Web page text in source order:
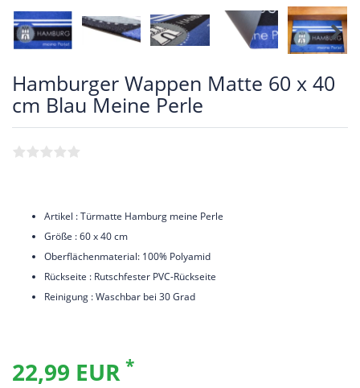
Hamburger Wappen Matte 60 x 40
cm Blau Meine Perle
Artikel : Türmatte Hamburg meine Perle
Größe : 60 x 40 cm
Oberflächenmaterial: 100% Polyamid
Rückseite : Rutschfester PVC-Rückseite
Reinigung : Waschbar bei 30 Grad
22,99 EUR *